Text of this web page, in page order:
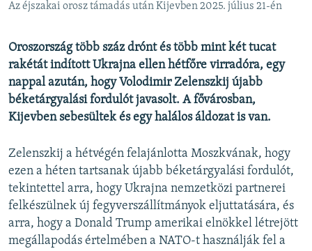
Valamennyi RFE/RL weboldal
Az éjszakai orosz támadás után Kijevben 2025. július 21-én
Oroszország több száz drónt és több mint két tucat
rakétát indított Ukrajna ellen hétfőre virradóra, egy
nappal azután, hogy Volodimir Zelenszkij újabb
béketárgyalási fordulót javasolt. A fővárosban,
Kijevben sebesültek és egy halálos áldozat is van.
Zelenszkij a hétvégén felajánlotta Moszkvának, hogy
ezen a héten tartsanak újabb béketárgyalási fordulót,
tekintettel arra, hogy Ukrajna nemzetközi partnerei
felkészülnek új fegyverszállítmányok eljuttatására, és
arra, hogy a Donald Trump amerikai elnökkel létrejött
megállapodás értelmében a NATO-t használják fel a